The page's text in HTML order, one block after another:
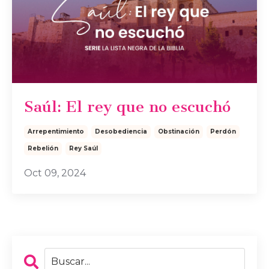
Saúl: El rey que no escuchó
Arrepentimiento Desobediencia Obstinación Perdón
Rebelión Rey Saúl
Oct 09, 2024